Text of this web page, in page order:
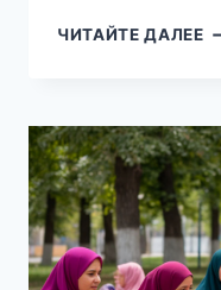
ЧИТАЙТЕ ДАЛЕЕВ
О
В